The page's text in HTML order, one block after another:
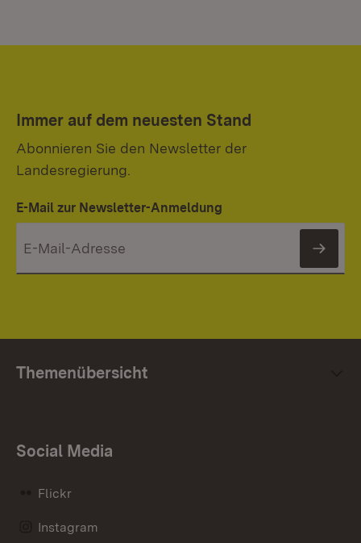
Immer auf dem neuesten Stand
Abonnieren Sie den Newsletter der
Landesregierung.
E-Mail zur Newsletter-Anmeldung
Themenübersicht
Social Media
Flickr
Instagram